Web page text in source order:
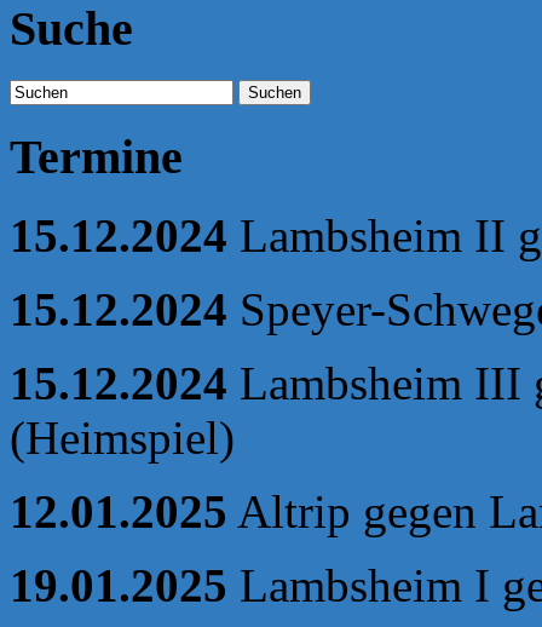
Suche
Suchen
Termine
15.12.2024 Lambsheim II
15.12.2024 Speyer-
15.12.2024 Lambsheim III
(Heimspiel)
12.01.2025 Altrip gegen
19.01.2025 Lambsheim I